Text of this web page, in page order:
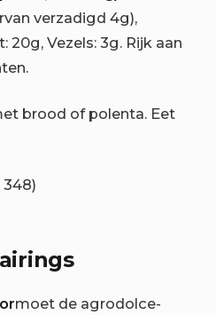
verzadigd 4g),
20g, Vezels: 3g. Rijk aan
brood of polenta. Eet
moet de agrodolce-